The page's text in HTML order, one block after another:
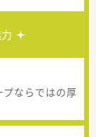
プならではの厚